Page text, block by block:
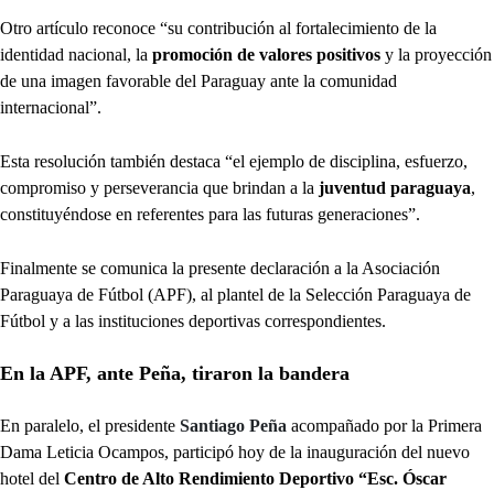
Otro artículo reconoce “su contribución al fortalecimiento de la
identidad nacional, la promoción de valores positivos y la proyección
de una imagen favorable del Paraguay ante la comunidad
internacional”.
Esta resolución también destaca “el ejemplo de disciplina, esfuerzo,
compromiso y perseverancia que brindan a la juventud paraguaya,
constituyéndose en referentes para las futuras generaciones”.
Finalmente se comunica la presente declaración a la Asociación
Paraguaya de Fútbol (APF), al plantel de la Selección Paraguaya de
Fútbol y a las instituciones deportivas correspondientes.
En la APF, ante Peña, tiraron la bandera
En paralelo, el presidente Santiago Peña acompañado por la Primera
Dama Leticia Ocampos, participó hoy de la inauguración del nuevo
hotel del Centro de Alto Rendimiento Deportivo “Esc. Óscar